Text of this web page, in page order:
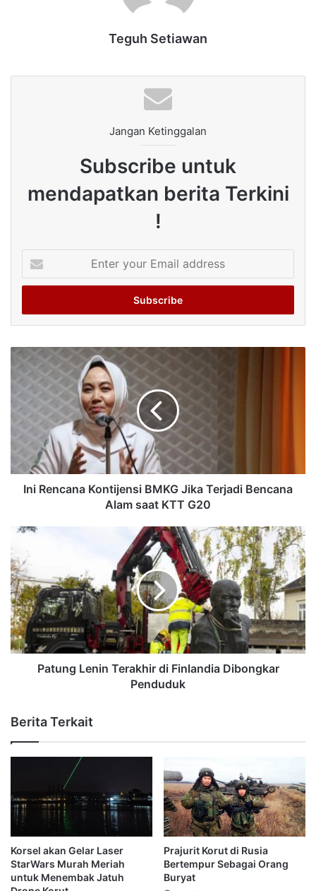
Teguh Setiawan
Jangan Ketinggalan
Subscribe untuk
mendapatkan berita Terkini
!
your
Email
Ini Rencana Kontijensi BMKG Jika Terjadi Bencana
Alam saat KTT G20
Patung Lenin Terakhir di Finlandia Dibongkar
Penduduk
Berita Terkait
Korsel akan Gelar Laser
StarWars Murah Meriah
untuk Menembak Jatuh
Prajurit Korut di Rusia
Bertempur Sebagai Orang
Buryat